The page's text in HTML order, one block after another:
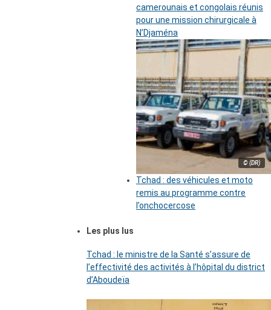
camerounais et congolais réunis
pour une mission chirurgicale à
N’Djaména
© (DR)
Tchad : des véhicules et moto
remis au programme contre
l’onchocercose
Les plus lus
Tchad : le ministre de la Santé s’assure de
l’effectivité des activités à l’hôpital du district
d’Aboudeïa